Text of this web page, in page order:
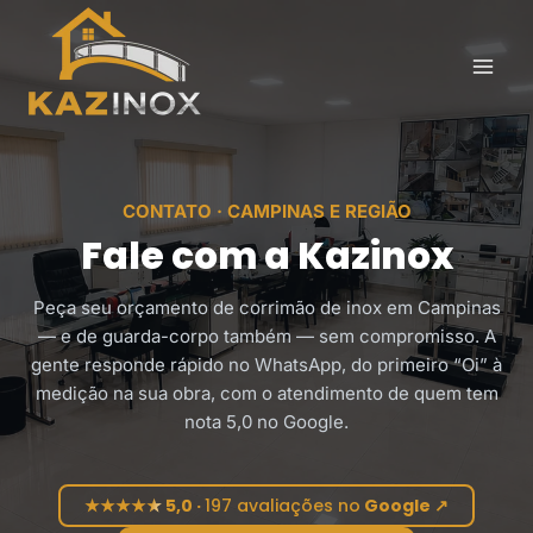
Conteúdo
CONTATO · CAMPINAS E REGIÃO
Fale com a Kazinox
Peça seu orçamento de corrimão de inox em Campinas
— e de guarda-corpo também — sem compromisso. A
gente responde rápido no WhatsApp, do primeiro “Oi” à
medição na sua obra, com o atendimento de quem tem
nota 5,0 no Google.
★★★★★
★★★★★ 5,0 ·197 avaliações no Google ↗